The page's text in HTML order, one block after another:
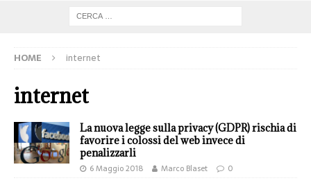
HOME internet
internet
La nuova legge sulla privacy (GDPR) rischia di
favorire i colossi del web invece di
penalizzarli
6 Maggio 2018 Marco Blaset 0